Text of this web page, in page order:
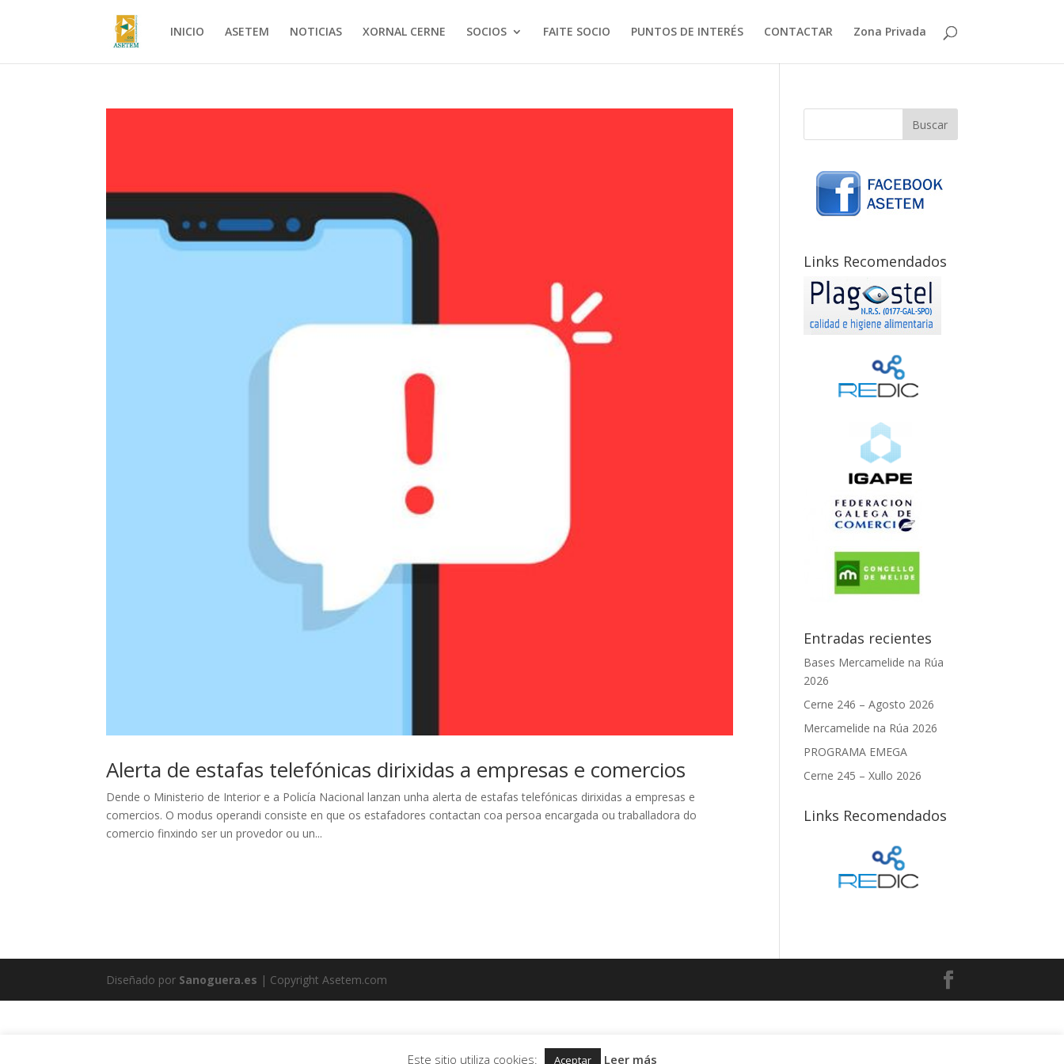
INICIO ASETEM NOTICIAS XORNAL CERNE SOCIOS FAITE SOCIO PUNTOS DE INTERÉS CONTACTAR Zona Privada
Alerta de estafas telefónicas dirixidas a empresas e comercios
Dende o Ministerio de Interior e a Policía Nacional lanzan unha alerta de estafas telefónicas dirixidas a empresas e
comercios. O modus operandi consiste en que os estafadores contactan coa persoa encargada ou traballadora do
comercio finxindo ser un provedor ou un...
Links Recomendados
Entradas recientes
Bases Mercamelide na Rúa
2026
Cerne 246 – Agosto 2026
Mercamelide na Rúa 2026
PROGRAMA EMEGA
Cerne 245 – Xullo 2026
Links Recomendados
Diseñado por Sanoguera.es | Copyright Asetem.com
Este sitio utiliza cookies: Aceptar Leer más